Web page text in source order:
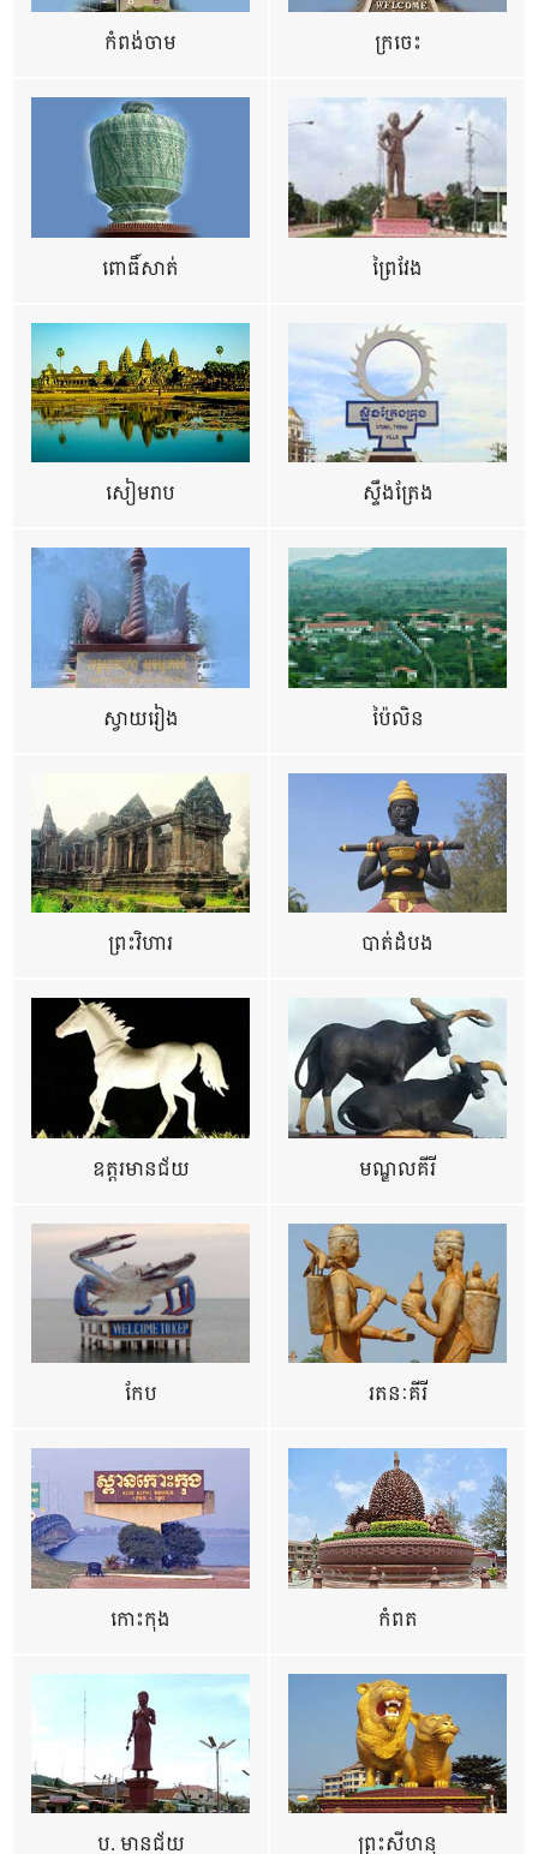
កំពង់ចាម ក្រចេះ
ពោធិ៍សាត់ ព្រៃវែង
សៀមរាប ស្ទឹងត្រែង
ស្វាយរៀង ប៉ៃលិន
ព្រះវិហារ បាត់ដំបង
ឧត្ដរមានជ័យ មណ្ឌលគីរី
កែប រតនៈគីរី
កោះកុង កំពត
ប. មានជ័យ ព្រះសីហនុ